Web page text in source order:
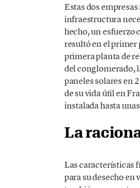
Estas dos
infraestructura
hecho, un esfuerzo
resultó en el primer
primera planta de
del conglomerado,
paneles solares en
de su vida útil en
instalada hasta
La
Las características
para su desecho en